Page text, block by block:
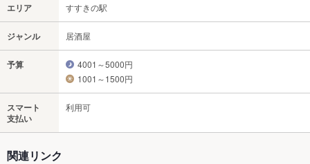
エリア すすきの駅
ジャンル 居酒屋
予算
4001～5000円
1001～1500円
スマート
支払い
利用可
関連リンク